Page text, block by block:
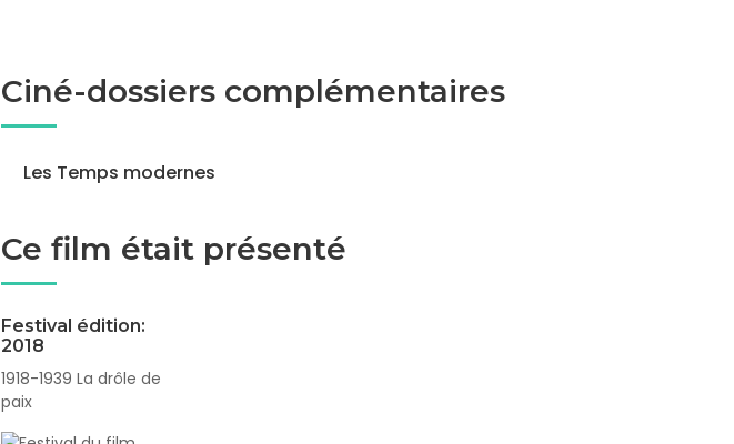
Ciné-dossiers complémentaires
Les Temps modernes
Ce film était présenté
Festival édition:
2018
1918-1939 La drôle de
paix